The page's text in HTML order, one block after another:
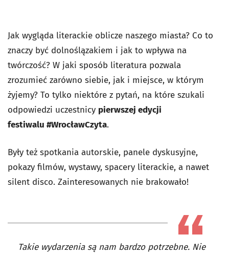
Jak wygląda literackie oblicze naszego miasta? Co to
znaczy być dolnoślązakiem i jak to wpływa na
twórczość? W jaki sposób literatura pozwala
zrozumieć zarówno siebie, jak i miejsce, w którym
żyjemy? To tylko niektóre z pytań, na które szukali
odpowiedzi uczestnicy pierwszej edycji
festiwalu #WrocławCzyta.
Były też spotkania autorskie, panele dyskusyjne,
pokazy filmów, wystawy, spacery literackie, a nawet
silent disco. Zainteresowanych nie brakowało!
Takie wydarzenia są nam bardzo potrzebne. Nie